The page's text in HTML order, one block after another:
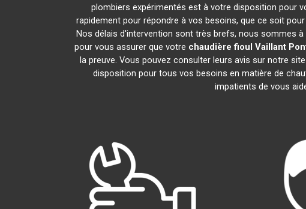
plombiers expérimentés est à votre disposition pour
rapidement pour répondre à vos besoins, que ce soit
Nos délais d'intervention sont très brefs, nous sommes
pour vous assurer que votre chaudière fioul Vaillant
la preuve. Vous pouvez consulter leurs avis sur notre
disposition pour tous vos besoins en matière de
impatients de vous